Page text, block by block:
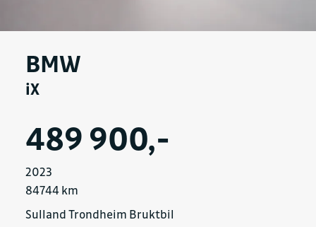
BMW
iX
489 900,-
2023
84744 km
Sulland Trondheim Bruktbil